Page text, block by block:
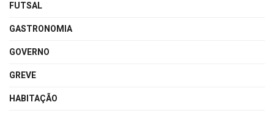
FUTSAL
GASTRONOMIA
GOVERNO
GREVE
HABITAÇÃO